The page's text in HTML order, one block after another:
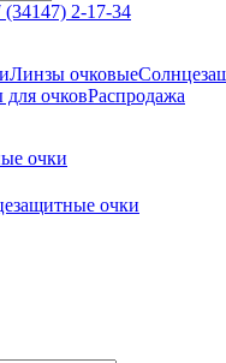
2-17-34
Линзы очковые
очковРаспродажа
очки
очки